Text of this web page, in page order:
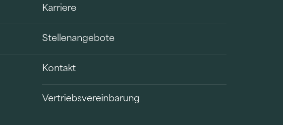
Karriere
Stellenangebote
Kontakt
Vertriebsvereinbarung